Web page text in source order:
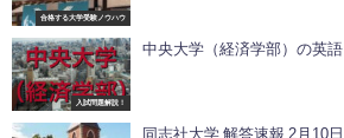
合格する大学受験ノウハウ
入試問題解説！
中央大学（経済学部）の英語